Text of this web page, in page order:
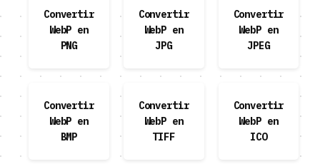
Convertir
WebP en
PNG
Convertir
WebP en
JPG
Convertir
WebP en
JPEG
Convertir
WebP en
BMP
Convertir
WebP en
TIFF
Convertir
WebP en
ICO